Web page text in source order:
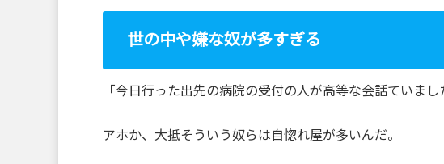
世の中や嫌な奴が多すぎる
「今日行った出先の病院の受付の人が高等な会話ていまし
アホか、大抵そういう奴らは自惚れ屋が多いんだ。